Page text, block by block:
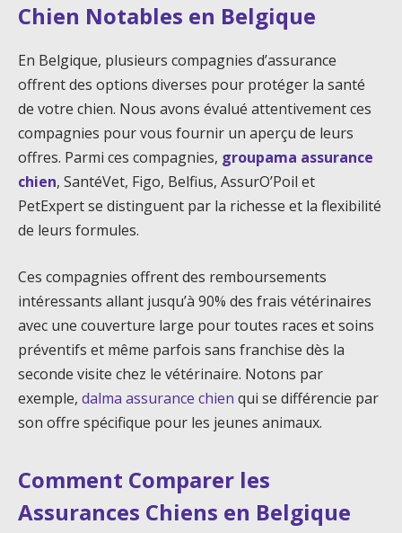
Chien Notables en Belgique
En Belgique, plusieurs compagnies d’assurance
offrent des options diverses pour protéger la santé
de votre chien. Nous avons évalué attentivement ces
compagnies pour vous fournir un aperçu de leurs
offres. Parmi ces compagnies, groupama assurance
chien, SantéVet, Figo, Belfius, AssurO’Poil et
PetExpert se distinguent par la richesse et la flexibilité
de leurs formules.
Ces compagnies offrent des remboursements
intéressants allant jusqu’à 90% des frais vétérinaires
avec une couverture large pour toutes races et soins
préventifs et même parfois sans franchise dès la
seconde visite chez le vétérinaire. Notons par
exemple, dalma assurance chien qui se différencie par
son offre spécifique pour les jeunes animaux.
Comment Comparer les
Assurances Chiens en Belgique